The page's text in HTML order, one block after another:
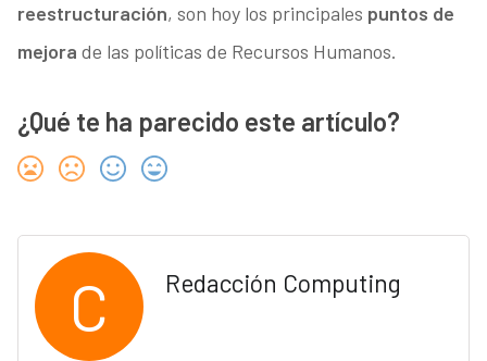
reestructuración, son hoy los principales puntos de
mejora de las políticas de Recursos Humanos.
¿Qué te ha parecido este artículo?
C Redacción Computing